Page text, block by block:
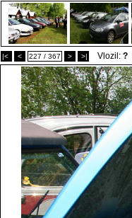
|< < 227 / 367 > >| Vlozil: ?